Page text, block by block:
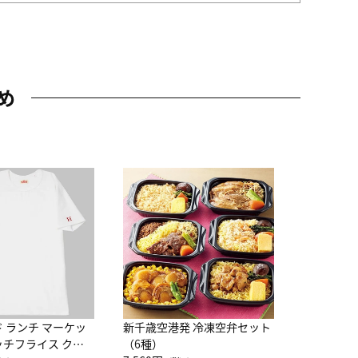
ランチ マーケッ
フライス クル
新千歳空港発 冷凍空弁セット
（6種）